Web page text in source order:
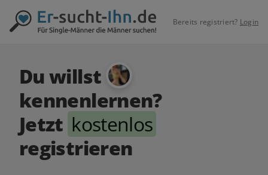
Bereits registriert? Login
Du willst
kennenlernen?
Jetzt kostenlos
registrieren